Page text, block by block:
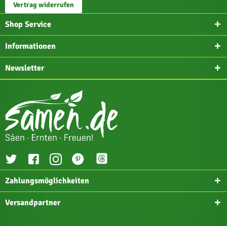
Vertrag widerrufen
Shop Service
Informationen
Newsletter
Zahlungsmöglichkeiten
Versandpartner